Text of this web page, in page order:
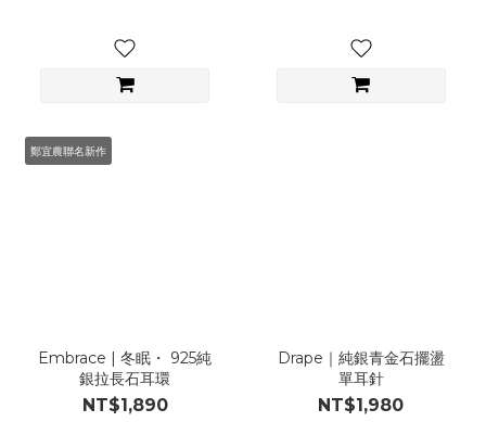
鄭宜農聯名新作
Embrace | 冬眠・ 925純
銀拉長石耳環
NT$1,890
Drape｜純銀青金石擺盪
單耳針
NT$1,980